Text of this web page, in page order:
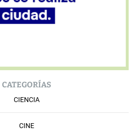
CATEGORÍAS
CIENCIA
CINE